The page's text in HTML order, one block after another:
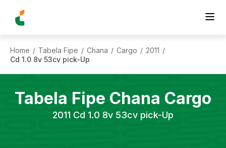
Home / Tabela Fipe / Chana / Cargo / 2011 /
Cd 1.0 8v 53cv pick-Up
Tabela Fipe Chana Cargo
2011 Cd 1.0 8v 53cv pick-Up